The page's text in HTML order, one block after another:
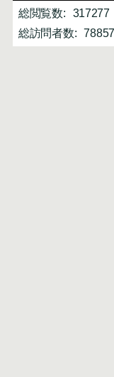
総閲覧数:
317277
総訪問者数:
78857